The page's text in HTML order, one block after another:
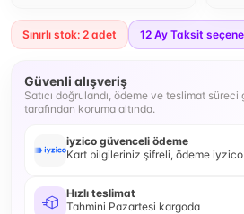
Sınırlı stok: 2 adet 12 Ay Taksit
Güvenli alışveriş
Satıcı doğrulandı, ödeme ve teslimat
tarafından koruma altında.
iyzico güvenceli ödeme
Kart bilgileriniz şifreli, ödeme iyzico
Hızlı teslimat
Tahmini Pazartesi kargoda